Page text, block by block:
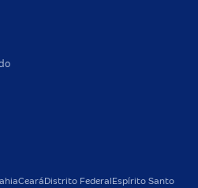
Ceará Distrito Federal Espírito Santo